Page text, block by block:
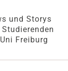
und Storys
Freiburg